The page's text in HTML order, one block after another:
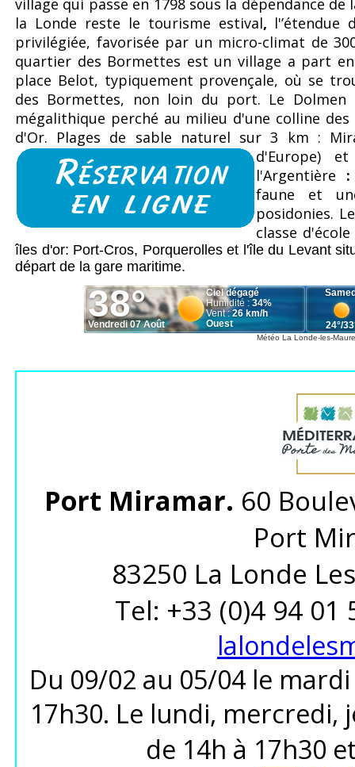
village qui passe en 1798 sous la dépendance de
la Londe reste le tourisme estival,
privilégiée, favorisée par un micro-climat de
quartier des Bormettes est un village a part
place Belot, typiquement provençale, où se
des Bormettes, non loin du port. Le Dolmen
mégalithique perché au milieu d'une colline
d'Or. Plages de sable naturel sur 3 km :
d'Europe) et
l'Argentière :
faune et
posidonies.
classe
îles d'or: Port-Cros, Porquerolles et l'île du Levant
départ de la gare maritime.
Météo La Londe-les-
Port Miramar. 60
Port
83250 La Londe
Tel: +33 (0)4 94 01
Du 09/02 au 05/04 le
17h30. Le lundi, mercredi,
de 14h à 17h30